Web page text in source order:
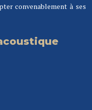
convenablement à ses